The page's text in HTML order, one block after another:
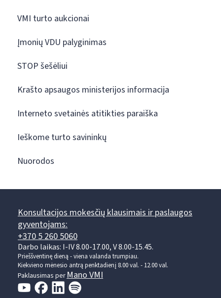
VMI turto aukcionai
Įmonių VDU palyginimas
STOP šešėliui
Krašto apsaugos ministerijos informacija
Interneto svetainės atitikties paraiška
Ieškome turto savininkų
Nuorodos
Konsultacijos mokesčių klausimais ir paslaugos
gyventojams:
+370 5 260 5060
Darbo laikas: I-IV 8.00-17.00, V 8.00-15.45.
Prieššventinę dieną - viena valanda trumpiau.
Kiekvieno mėnesio antrą penktadienį 8.00 val. - 12.00 val.
Paklausimas perMano VMI